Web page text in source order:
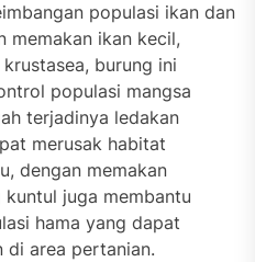
populasi ikan dan
memakan ikan kecil,
burung ini
populasi mangsa
terjadinya ledakan
merusak habitat
dengan memakan
kuntul juga membantu
hama yang dapat
di area pertanian.